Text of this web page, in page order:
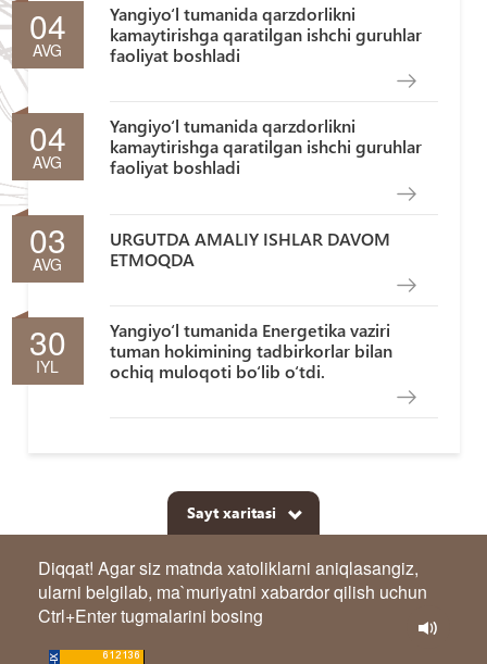
04
AVG
Yangiyo‘l tumanida qarzdorlikni
kamaytirishga qaratilgan ishchi guruhlar
faoliyat boshladi
04
AVG
Yangiyo‘l tumanida qarzdorlikni
kamaytirishga qaratilgan ishchi guruhlar
faoliyat boshladi
03
AVG
URGUTDA AMALIY ISHLAR DAVOM
ETMOQDA
30
IYL
Yangiyo‘l tumanida Energetika vaziri
tuman hokimining tadbirkorlar bilan
ochiq muloqoti bo‘lib o‘tdi.
Sayt xaritasi
Diqqat! Agar siz matnda xatoliklarni aniqlasangiz,
ularni belgilab, ma`muriyatni xabardor qilish uchun
Ctrl+Enter tugmalarini bosing